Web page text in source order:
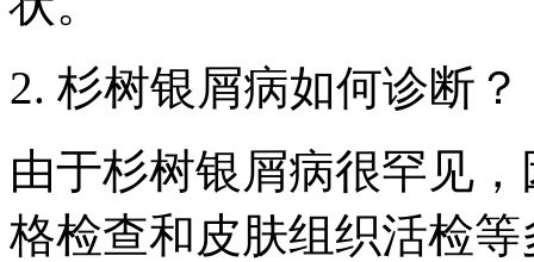
2. 杉树银屑病如何诊断？
由于杉树银屑病很罕见
格检查和皮肤组织活检